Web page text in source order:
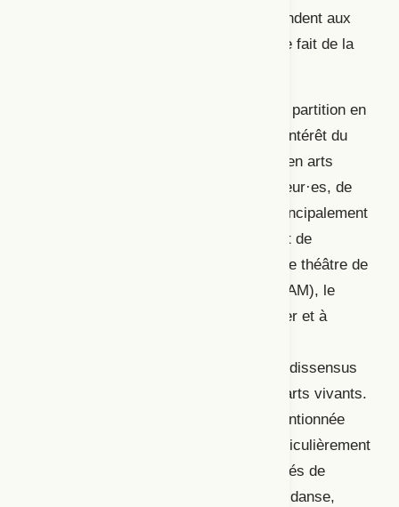
afin d’en établir les codes qui correspondent aux
exigences de leurs arts, se séparant de fait de la
C’est cette pluralité des fonctions de la partition en
arts vivants qui, à l’origine, a suscité l’intérêt du
Groupe de recherche interdisciplinaire en arts
é de professeur·es, de
chercheur·euses et de doctorant·es principalement
épartements de danse et de
érieure de théâtre de
UQAM), le
GRIAV cherche depuis 2015 à interroger et à
complémentarités, mais également les dissensus
épistémologiques et les pratiques des arts vivants.
La notion de partition, fréquemment mentionnée
dans nos échanges, nous semblait particulièrement
féconde pour mieux saisir les spécificités de
chacune de nos disciplines – musique, danse,